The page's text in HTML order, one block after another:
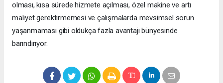
olması, kısa sürede hizmete açılması, özel makine ve artı
maliyet gerektirmemesi ve çalışmalarda mevsimsel sorun
yaşanmaması gibi oldukça fazla avantajı bünyesinde
barındırıyor.